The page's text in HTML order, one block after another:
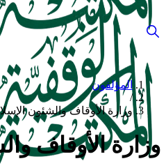
المؤلفون
/
وزارة الأوقاف والشئون
وزارة الأوقاف